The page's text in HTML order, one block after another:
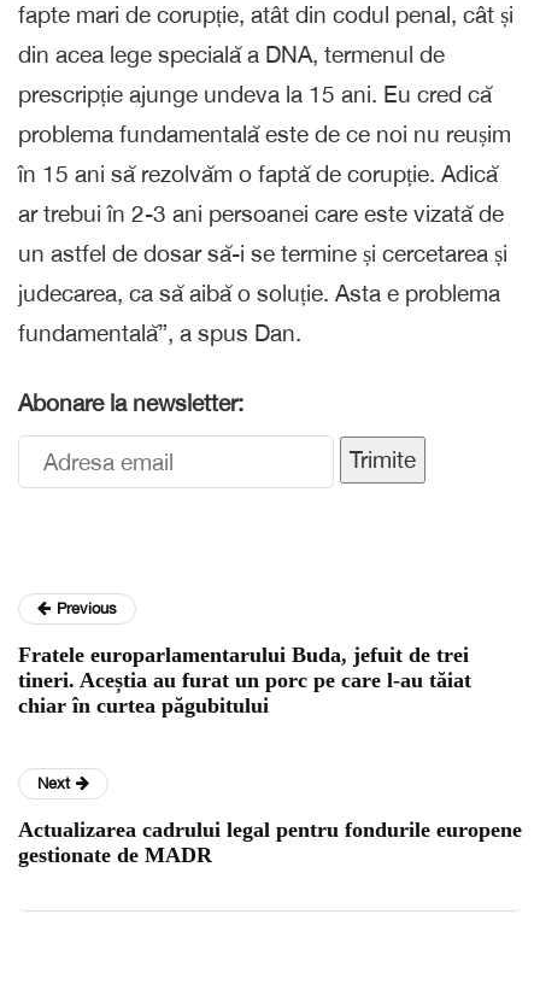
fapte mari de corupție, atât din codul penal, cât și
din acea lege specială a DNA, termenul de
prescripție ajunge undeva la 15 ani. Eu cred că
problema fundamentală este de ce noi nu reușim
în 15 ani să rezolvăm o faptă de corupție. Adică
ar trebui în 2-3 ani persoanei care este vizată de
un astfel de dosar să-i se termine și cercetarea și
judecarea, ca să aibă o soluție. Asta e problema
fundamentală”, a spus Dan.
Abonare la newsletter:
Trimite
Previous
Fratele europarlamentarului Buda, jefuit de trei
tineri. Aceștia au furat un porc pe care l-au tăiat
chiar în curtea păgubitului
Next
Actualizarea cadrului legal pentru fondurile europene
gestionate de MADR